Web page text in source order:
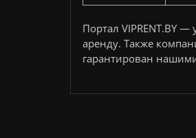
Портал VIPRENT.BY
аренду. Также
гарантирован